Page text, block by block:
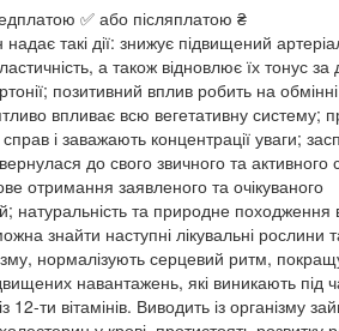
✅ або післяплатою ₴
такі дії: знижує підвищений
а також відновлює їх тонус за
позитивний вплив робить на
впливає всю вегетативну систему;
і заважають концентрації уваги;
до свого звичного та активного
отримання заявленого та очікуваного
натуральність та природне походження
знайти наступні лікувальні рослини
нормалізують серцевий ритм,
навантажень, які виникають під
ти вітамінів. Виводить із організму